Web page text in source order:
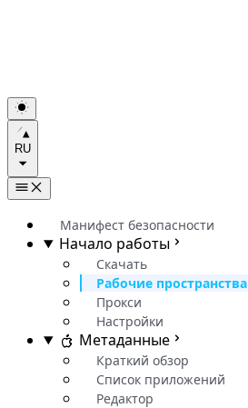
RU
Манифест безопасности
Начало работы
Скачать
Рабочие пространства
Прокси
Настройки
Метаданные
Краткий обзор
Список приложений
Редактор